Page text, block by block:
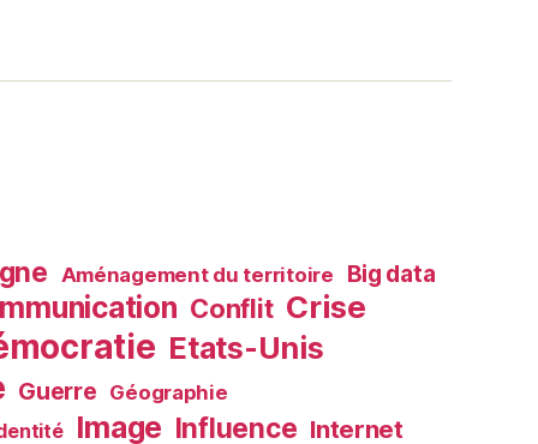
Aménagement du territoire Big data
Conflit Crise
Etats-Unis
Guerre Géographie
Image Influence Internet